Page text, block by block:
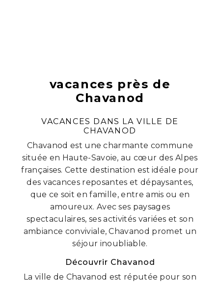
vacances près de
Chavanod
VACANCES DANS LA VILLE DE
CHAVANOD
Chavanod est une charmante commune
située en Haute-Savoie, au cœur des Alpes
françaises. Cette destination est idéale pour
des vacances reposantes et dépaysantes,
que ce soit en famille, entre amis ou en
amoureux. Avec ses paysages
spectaculaires, ses activités variées et son
ambiance conviviale, Chavanod promet un
séjour inoubliable.
Découvrir Chavanod
La ville de Chavanod est réputée pour son